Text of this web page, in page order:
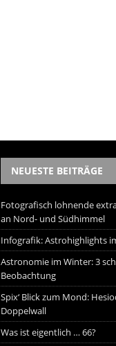
NEUESTE BEITRÄGE
Fotografisch lohnende
an Nord- und Südhimmel
Infografik: Astrohighlights
Astronomie im Winter: 3
Beobachtung
Spix‘ Blick zum Mond:
Doppelwall
Was ist eigentlich … 66?